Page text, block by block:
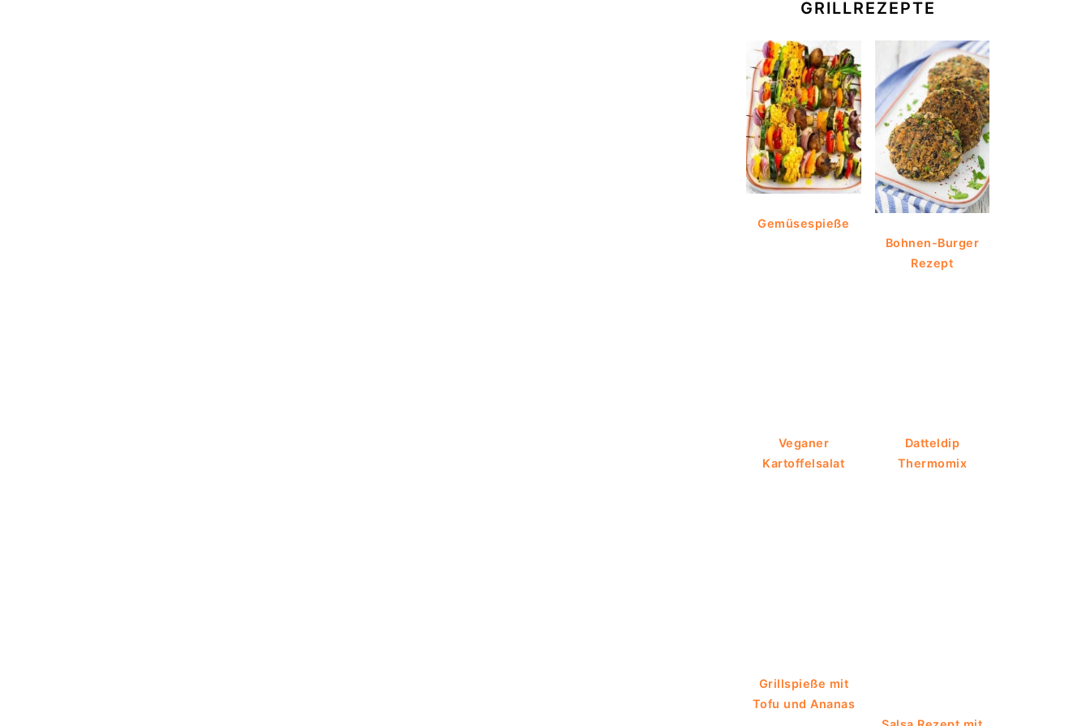
GRILLREZEPTE
Gemüsespieße
Bohnen-Burger
Rezept
Veganer
Kartoffelsalat
Datteldip
Thermomix
Grillspieße mit
Tofu und Ananas